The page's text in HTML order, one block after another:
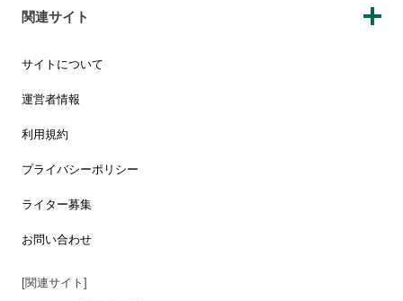
関連サイト
サイトについて
運営者情報
利用規約
プライバシーポリシー
ライター募集
お問い合わせ
[関連サイト]